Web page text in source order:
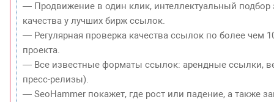
— Продвижение в один клик, интеллектуальный
качества у лучших бирж ссылок.
— Регулярная проверка качества ссылок по более чем
проекта.
— Все известные форматы ссылок: арендные ссылки,
пресс-релизы).
— SeoHammer покажет, где рост или падение, а также